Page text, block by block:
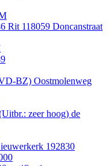
Rit 118059 Doncanstraat
BZ) Oostmolenweg
zeer hoog) de
192830